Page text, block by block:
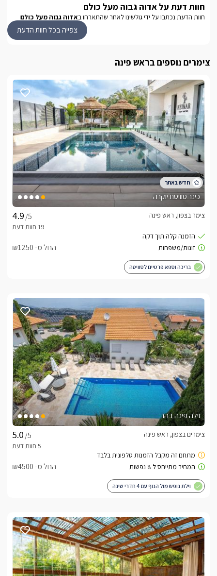
המתחם ממוקם רק דקות הליכה ספורות מאתר השחזור ושלל אתרי
שברחבי המושבה. כמו כן טיולי ג'יפים, טרקטורונים, סוסים, ומסלולי
הליכה ועוד.
נוף מהמתחם
בר ישיבה מעוצב וסוכות גפנים הונחו כאן במיוחד על מנת שתוכלו
מכאן רואים את כל מרחבי הגליל העליון, החרמון המושלג, החורשים
הטבעיים וגם את בתי ראש פינה עליהם משקיף המתחם מגבוה.
בחורף
החורפית ומציעה פינוק בג'קוזי האישי המחומם של כל סוויטה, קמין
ייתכן שלג בעונה וניתן לבקר באתרים המושלגים השוכנים בסמוך.
לינה + בקבוק יין משובח, עוגיות ביתיות, שוקולדים איטלקיים, שתייה
קרה, חלב, קפה ותה בטעמים שונים, חלוקי רחצה, מגבות גוף
גדולות ורכות ונרות ריחניים.
ארוחות
ארוחת בוקר גלילית עשירה וטרייה תוגש אליכם ישירות לסוויטה
(בתיאום מראש).
חשוב לדעת
מתחם מיועד למבוגרים בלבד- אירוח של ילדים מתאפשר רק למי
שמזמין את כל המתחם.ניתן להתארח עם תינוקות
מעודכנים ומאומתים. תוכלו לבדוק ולבצע הזמנה באהבה רבה ♥
לפרטים נוספים או שאלות אנחנו פה לשירותכם
בברכה, ירון/גילת -052-9708256
לצפייה באטרקציות ומסעדות בקרבת אדוה גבוה מעל
חוות דעת על אדוה גבוה מעל כולם
חוות הדעת נכתבו על ידי גולשינו לאחר שהתארחו באדוה גבוה מעל כולם
צפייה בכל חוות הדעת
צימרים נוספים בראש פינה
כינר סוויטת יוקרה
/5
צימר בצפון, ראש פינה
החל מ- ₪1250
בריכה וספא פרטיים לסוויטה
וילה פינה בהר
/5
צימרים בצפון, ראש פינה
החל מ- ₪4500
וילת נופש מול הנוף עם 4 חדרי שינה